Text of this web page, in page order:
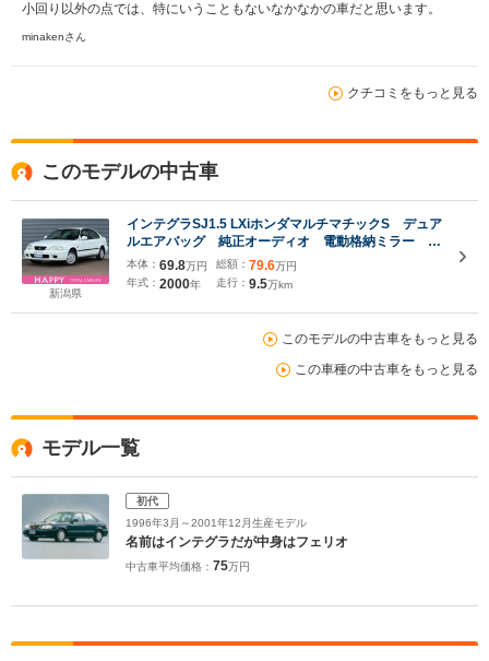
小回り以外の点では、特にいうこともないなかなかの車だと思います。
minakenさん
クチコミをもっと見る
このモデルの中古車
新潟県
インテグラSJ1.5 LXiホンダマルチマチックS デュア
ルエアバッグ 純正オーディオ 電動格納ミラー
ABS ドアバイザー キーレスエントリー 純正ホイ
ールキャップ
本体： 69.8万円
年式： 2000年
総額： 79.6万円
走行： 9.5万km
このモデルの中古車をもっと見る
この車種の中古車をもっと見る
モデル一覧
初代
1996年3月～2001年12月生産モデル
名前はインテグラだが中身はフェリオ
中古車平均価格： 75万円